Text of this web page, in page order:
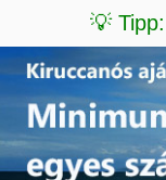
💡